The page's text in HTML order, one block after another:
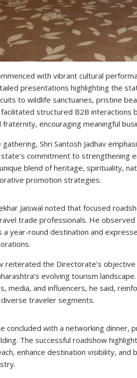
with vibrant cultural
presentations highlighting the
to wildlife sanctuaries, pristine
structured B2B
encouraging meaningful
Shri Santosh Jadhav
commitment to strengthening
blend of heritage, spirituality,
promotion strategies.
Jaiswal noted that focused
trade professionals. He
a year-round destination and
reiterated the Directorate’s
evolving tourism
media, and influencers, he said,
traveler segments.
concluded with a networking dinner,
The successful roadshow
enhance destination visibility, and